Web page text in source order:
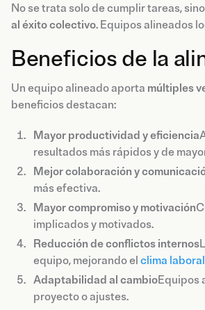
No se trata solo de cumplir tareas,
al éxito colectivo. Equipos alineados
Beneficios de la
Un equipo alineado aporta múltiples
beneficios destacan:
Mayor productividad y eficiencia
resultados más rápidos y de
Mejor colaboración y
más efectiva.
Mayor compromiso y motivación
implicados y motivados.
Reducción de conflictos internos
equipo, mejorando el clima laboral
Adaptabilidad al cambioEquipos
proyecto o ajustes.